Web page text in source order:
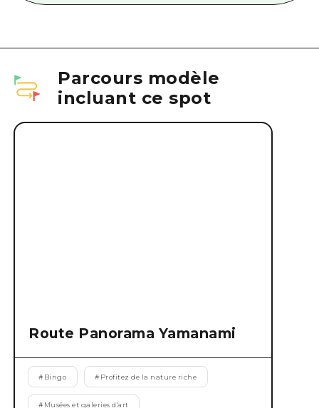
Parcours modèle
incluant ce spot
Route Panorama Yamanami
# Bingo # Profitez de la nature riche
# Musées et galeries d'art